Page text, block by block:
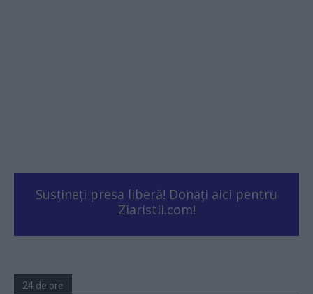
Susțineți presa liberă! Donați aici pentru
Ziaristii.com!
24 de ore